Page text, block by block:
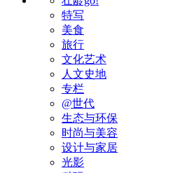
特写
美食
旅行
文化艺术
人文史地
专栏
@世代
生态与环保
时尚与美容
设计与家居
光影